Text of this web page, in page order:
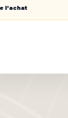
l’achat